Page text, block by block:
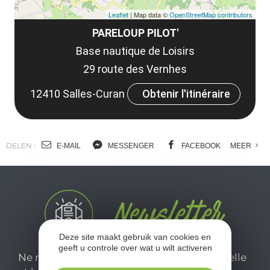
PARELOUP PILOT'
Base nautique de Loisirs
29 route des Vernhes
12410 Salles-Curan
Obtenir l'itinéraire
Leaflet | Map data ©OpenStreetMap contributors
DELEN : E-MAIL MESSENGER FACEBOOK MEER
Ne manquez pas notre newsletter mensuelle
Deze site maakt gebruik van cookies en
geeft u controle over wat u wilt activeren